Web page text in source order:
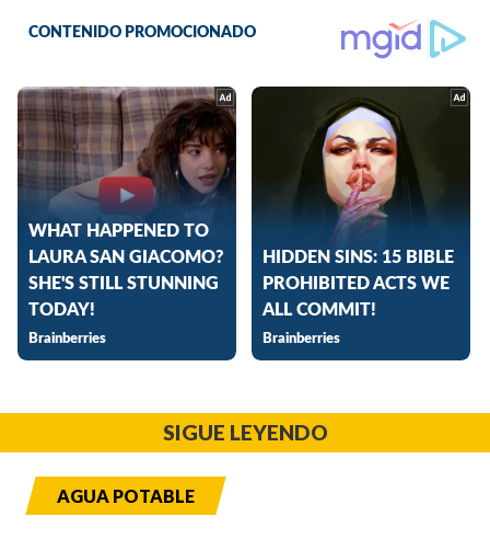
SIGUE LEYENDO
AGUA POTABLE